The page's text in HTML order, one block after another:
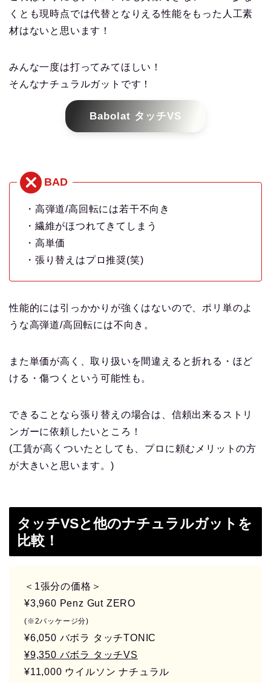
くとも現時点では代替となりえる性能をもった人工素
材はないと思います！
みんな一度は打ってみてほしい！
そんなナチュラルガットです！
Babolat タッチVS
・高弾道/高回転には若干不向き
・繊維がほつれてきてしまう
・高単価
・張り替えはプロ推奨(笑)
性能的には引っかかりが強くはないので、ポリ単のよ
うな高弾道/高回転には不向き。
また単価が高く、取り扱いを間違えると折れる・ほど
ける・傷つくという可能性も。
できることなら張り替えの場合は、信頼出来るストリ
ンガーに依頼したいところ！
(工賃が高くついたとしても、プロに頼むメリットの方
が大きいと思います。)
タッチVSと他のナチュラルガットを
比較！
＜1張分の価格＞
¥3,960 Penz Gut ZERO
(※2パッケージ分)
¥6,050 バボラ タッチTONIC
¥9,350 バボラ タッチVS
¥11,000 ウイルソン ナチュラル